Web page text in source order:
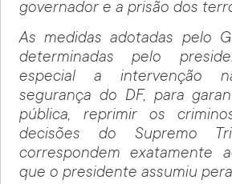
governador e a prisão dos
As medidas adotadas pelo
determinadas pelo
especial a intervenção
segurança do DF, para
pública, reprimir os
decisões do Supremo
correspondem exatamente
que o presidente assumiu